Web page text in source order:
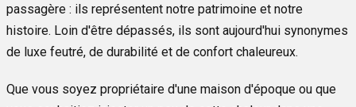
passagère : ils représentent notre patrimoine et notre
histoire. Loin d'être dépassés, ils sont aujourd'hui synonymes
de luxe feutré, de durabilité et de confort chaleureux.
Que vous soyez propriétaire d'une maison d'époque ou que